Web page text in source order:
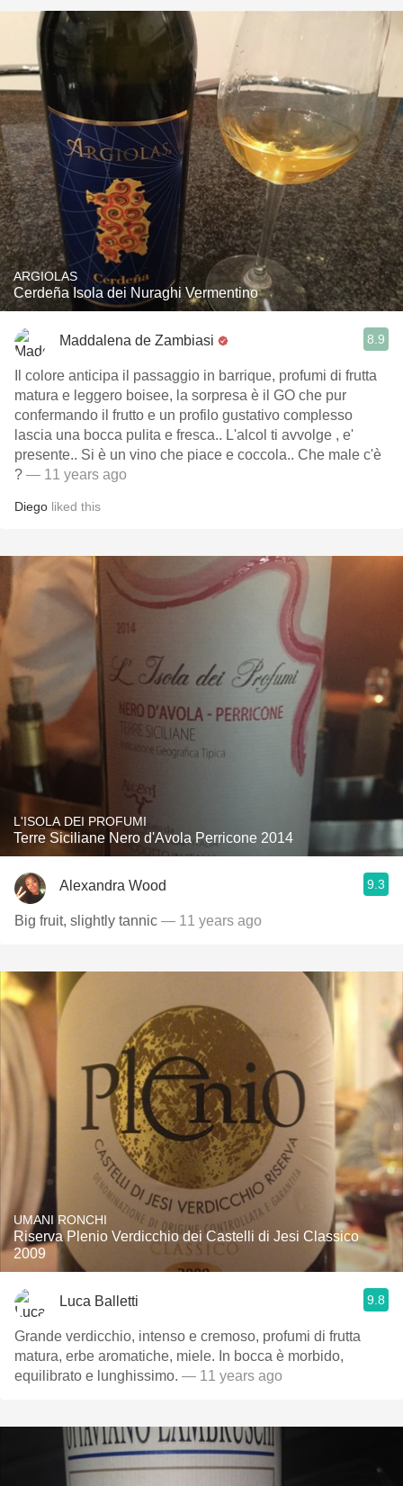
ARGIOLAS
Cerdeña Isola dei Nuraghi Vermentino
Maddalena de Zambiasi 8.9
Il colore anticipa il passaggio in barrique, profumi di frutta
matura e leggero boisee, la sorpresa è il GO che pur
confermando il frutto e un profilo gustativo complesso
lascia una bocca pulita e fresca.. L'alcol ti avvolge , e'
presente.. Si è un vino che piace e coccola.. Che male c'è
? — 11 years ago
Diego liked this
L'ISOLA DEI PROFUMI
Terre Siciliane Nero d'Avola Perricone 2014
Alexandra Wood 9.3
Big fruit, slightly tannic — 11 years ago
UMANI RONCHI
Riserva Plenio Verdicchio dei Castelli di Jesi Classico
2009
Luca Balletti 9.8
Grande verdicchio, intenso e cremoso, profumi di frutta
matura, erbe aromatiche, miele. In bocca è morbido,
equilibrato e lunghissimo. — 11 years ago